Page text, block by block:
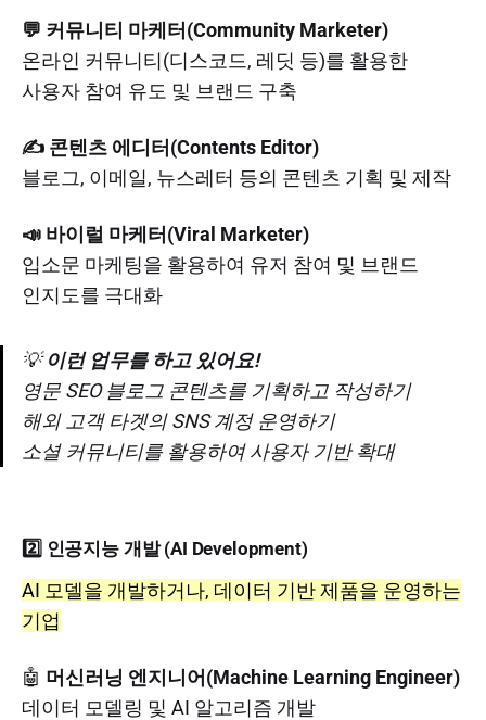
💬 커뮤니티 마케터(Community Marketer)
온라인 커뮤니티(디스코드, 레딧 등)를 활용한
사용자 참여 유도 및 브랜드 구축
✍️ 콘텐츠 에디터(Contents Editor)
블로그, 이메일, 뉴스레터 등의 콘텐츠 기획 및 제작
📣 바이럴 마케터(Viral Marketer)
입소문 마케팅을 활용하여 유저 참여 및 브랜드
인지도를 극대화
💡이런 업무를 하고 있어요!
영문 SEO 블로그 콘텐츠를 기획하고 작성하기
해외 고객 타겟의 SNS 계정 운영하기
소셜 커뮤니티를 활용하여 사용자 기반 확대
2️⃣ 인공지능 개발 (AI Development)
AI 모델을 개발하거나, 데이터 기반 제품을 운영하는
기업
🤖 머신러닝 엔지니어(Machine Learning Engineer)
데이터 모델링 및 AI 알고리즘 개발